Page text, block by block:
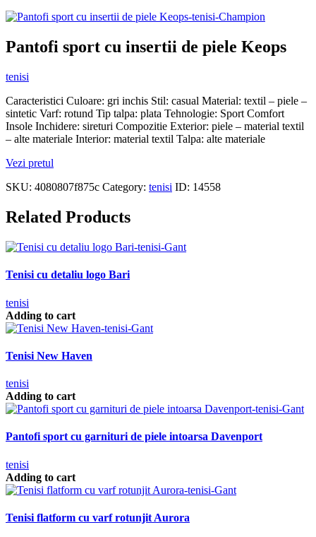
Pantofi sport cu insertii de piele Keops
tenisi
Caracteristici Culoare: gri inchis Stil: casual Material: textil – piele –
sintetic Varf: rotund Tip talpa: plata Tehnologie: Sport Comfort
Insole Inchidere: sireturi Compozitie Exterior: piele – material textil
– alte materiale Interior: material textil Talpa: alte materiale
Vezi pretul
SKU: 4080807f875c Category: tenisi ID: 14558
Related Products
Tenisi cu detaliu logo Bari
tenisi
Adding to cart
Tenisi New Haven
tenisi
Adding to cart
Pantofi sport cu garnituri de piele intoarsa Davenport
tenisi
Adding to cart
Tenisi flatform cu varf rotunjit Aurora